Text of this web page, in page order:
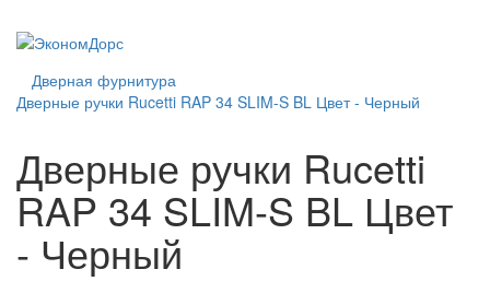
Дверная фурнитура
Дверные ручки Rucetti RAP 34 SLIM-S BL Цвет - Черный
Дверные ручки Rucetti
RAP 34 SLIM-S BL Цвет
- Черный